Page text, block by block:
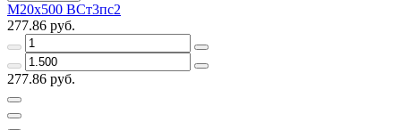
М20х500 ВСт3пс2
277.86 руб.
277.86 руб.